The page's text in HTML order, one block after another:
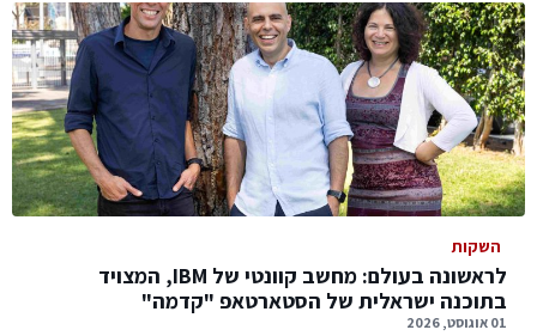
השקות
לראשונה בעולם: מחשב קוונטי של IBM, המצויד
בתוכנה ישראלית של הסטארטאפ "קדמה"
01 אוגוסט, 2026